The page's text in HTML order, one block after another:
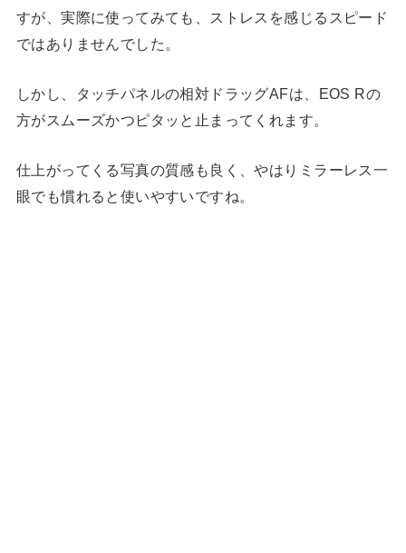
すが、実際に使ってみても、ストレスを感じるスピード
ではありませんでした。
しかし、タッチパネルの相対ドラッグAFは、EOS Rの
方がスムーズかつピタッと止まってくれます。
仕上がってくる写真の質感も良く、やはりミラーレス一
眼でも慣れると使いやすいですね。